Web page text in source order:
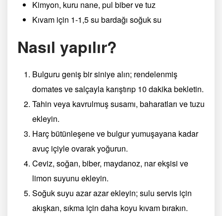
Kimyon, kuru nane, pul biber ve tuz
Kıvam için 1-1,5 su bardağı soğuk su
Nasıl yapılır?
Bulguru geniş bir siniye alın; rendelenmiş
domates ve salçayla karıştırıp 10 dakika bekletin.
Tahin veya kavrulmuş susamı, baharatları ve tuzu
ekleyin.
Harç bütünleşene ve bulgur yumuşayana kadar
avuç içiyle ovarak yoğurun.
Ceviz, soğan, biber, maydanoz, nar ekşisi ve
limon suyunu ekleyin.
Soğuk suyu azar azar ekleyin; sulu servis için
akışkan, sıkma için daha koyu kıvam bırakın.